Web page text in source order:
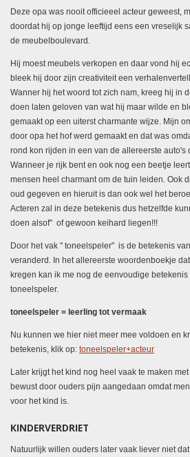
Deze opa was nooit officieeel acteur geweest,
doordat hij op jonge leeftijd eens een vreselijk
de meubelboulevard.
Hij moest meubels verkopen en daar vond hij
bleek hij door zijn creativiteit een
Wanner hij het woord tot zich nam, kreeg hij in
doen laten geloven van wat hij maar wilde en
gemaakt op een uiterst charmante wijze. Mijn
door opa het hof werd gemaakt en dat was
rond kon rijden in een van de allereerste auto's
Wanneer je rijk bent en ook nog een beetje
mensen heel charmant om de tuin leiden. Ook
oud gegeven en hieruit is dan ook wel het
Acteren zal in deze betekenis dus hetzelfde
doen alsof" of gewoon keihard liegen!!!
Door het vak " toneelspeler" is de betekenis
veranderd. In het allereerste woordenboekje
kregen kan ik me nog de eenvoudige
toneelspeler.
toneelspeler = leerling tot vermaak
Nu kunnen we hier niet meer mee voldoen en
betekenis, klik op: toneelspeler+acteur
Later krijgt het kind nog heel vaak te maken
bewust door ouders pijn aangedaan omdat
voor het kind is.
KINDERVERDRIET
Natuurlijk willen ouders later vaak liever niet